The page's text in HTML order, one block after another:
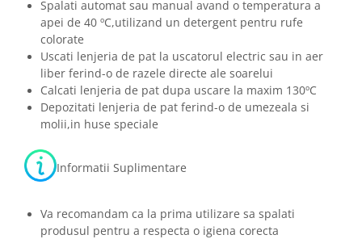
Spalati automat sau manual avand o temperatura a
apei de 40 ºC,utilizand un detergent pentru rufe
colorate
Uscati lenjeria de pat la uscatorul electric sau in aer
liber ferind-o de razele directe ale soarelui
Calcati lenjeria de pat dupa uscare la maxim 130ºC
Depozitati lenjeria de pat ferind-o de umezeala si
molii,in huse speciale
Informatii Suplimentare
Va recomandam ca la prima utilizare sa spalati
produsul pentru a respecta o igiena corecta